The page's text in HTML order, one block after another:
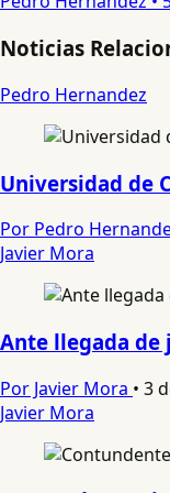
Noticias
Pedro Hernandez
Universidad de
Por Pedro
Javier Mora
Ante llegada de
Por Javier Mora • 3
Javier Mora